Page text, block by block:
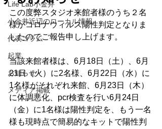
Life Lab小金井
小金井近辺のローカル情報
代表コラム
起業
お知らせ
メディア掲載
この度弊スタジオ来館者様のうち２名
様がコロナウィルス陽性判定となりま
したのでご報告申し上げます。
当該来館者様は、6月18日（土）、6月
21日（火）に2名様、6月22日（水）に
1名様がそれぞれ来館、6月23日（木）
に体調悪化、pcr検査を行い6月24日
（金）に1名様は陽性判定を、もう一名
様も現時点で簡易的なキットで陽性判